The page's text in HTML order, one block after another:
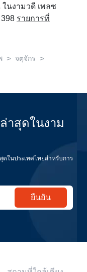
นงามวดี เพลซ
รายการที่
> จตุจักร >
าสุดในงาม
ในประเทศไทยสำหรับการ
ยืนยัน